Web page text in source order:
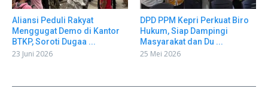
Aliansi Peduli Rakyat
Menggugat Demo di Kantor
BTKP, Soroti Dugaa ...
23 Juni 2026
DPD PPM Kepri Perkuat Biro
Hukum, Siap Dampingi
Masyarakat dan Du ...
25 Mei 2026